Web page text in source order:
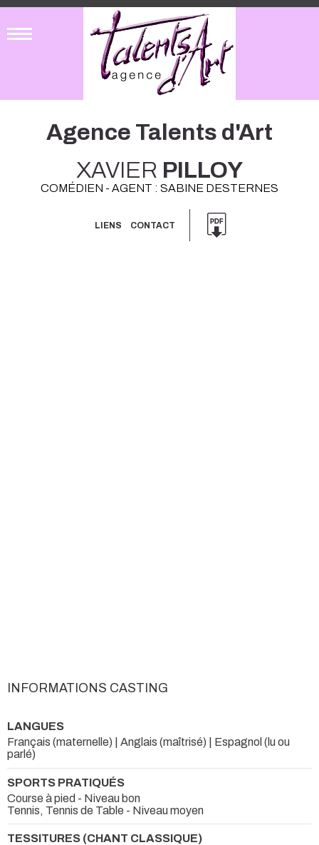
Agence Talents d'Art
XAVIER PILLOY
COMÉDIEN - AGENT : SABINE DESTERNES
LIENS CONTACT
INFORMATIONS CASTING
LANGUES
Français (maternelle) | Anglais (maîtrisé) | Espagnol (lu ou
parlé)
SPORTS PRATIQUÉS
Course à pied - Niveau bon
Tennis, Tennis de Table - Niveau moyen
TESSITURES (CHANT CLASSIQUE)